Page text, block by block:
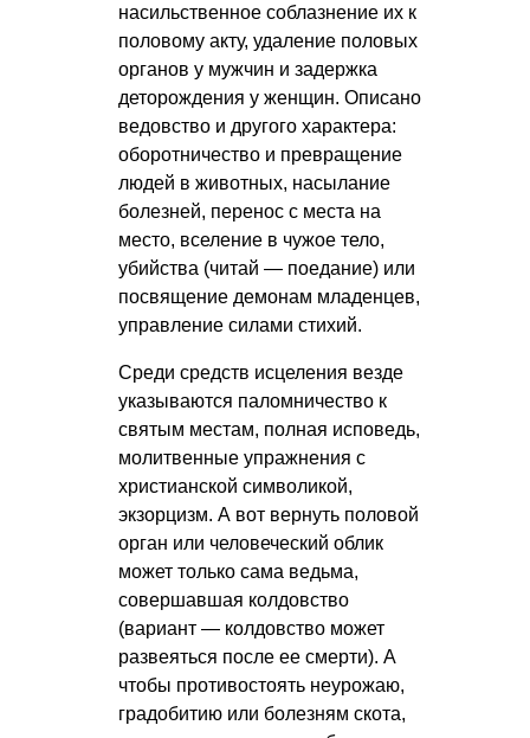
насильственное соблазнение их к
половому акту, удаление половых
органов у мужчин и задержка
деторождения у женщин. Описано
ведовство и другого характера:
оборотничество и превращение
людей в животных, насылание
болезней, перенос с места на
место, вселение в чужое тело,
убийства (читай — поедание) или
посвящение демонам младенцев,
управление силами стихий.
Среди средств исцеления везде
указываются паломничество к
святым местам, полная исповедь,
молитвенные упражнения с
христианской символикой,
экзорцизм. А вот вернуть половой
орган или человеческий облик
может только сама ведьма,
совершавшая колдовство
(вариант — колдовство может
развеяться после ее смерти). А
чтобы противостоять неурожаю,
градобитию или болезням скота,